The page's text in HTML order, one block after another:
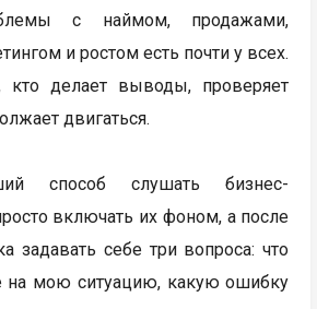
с наймом, продажами,
и ростом есть почти у всех.
кто делает выводы, проверяет
двигаться.
способ слушать бизнес-
включать их фоном, а после
задавать себе три вопроса: что
на мою ситуацию, какую ошибку